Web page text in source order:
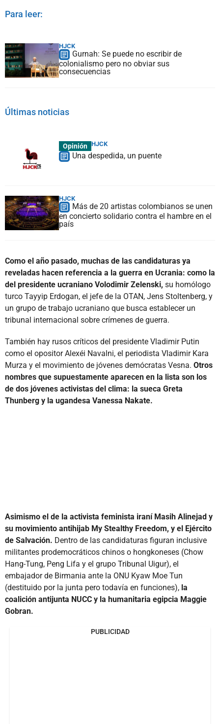
Para leer:
HJCK
Gurnah: Se puede no escribir de
colonialismo pero no obviar sus
consecuencias
Últimas noticias
Opinión HJCK
Una despedida, un puente
HJCK
Más de 20 artistas colombianos se unen
en concierto solidario contra el hambre en el
país
Como el año pasado, muchas de las candidaturas ya
reveladas hacen referencia a la guerra en Ucrania: como la
del presidente ucraniano Volodimir Zelenski, su homólogo
turco Tayyip Erdogan, el jefe de la OTAN, Jens Stoltenberg, y
un grupo de trabajo ucraniano que busca establecer un
tribunal internacional sobre crímenes de guerra.
También hay rusos críticos del presidente Vladimir Putin
como el opositor Alexéi Navalni, el periodista Vladimir Kara
Murza y el movimiento de jóvenes demócratas Vesna. Otros
nombres que supuestamente aparecen en la lista son los
de dos jóvenes activistas del clima: la sueca Greta
Thunberg y la ugandesa Vanessa Nakate.
Asimismo el de la activista feminista iraní Masih Alinejad y
su movimiento antihijab My Stealthy Freedom, y el Ejército
de Salvación. Dentro de las candidaturas figuran inclusive
militantes prodemocráticos chinos o hongkoneses (Chow
Hang-Tung, Peng Lifa y el grupo Tribunal Uigur), el
embajador de Birmania ante la ONU Kyaw Moe Tun
(destituido por la junta pero todavía en funciones), la
coalición antijunta NUCC y la humanitaria egipcia Maggie
Gobran.
PUBLICIDAD